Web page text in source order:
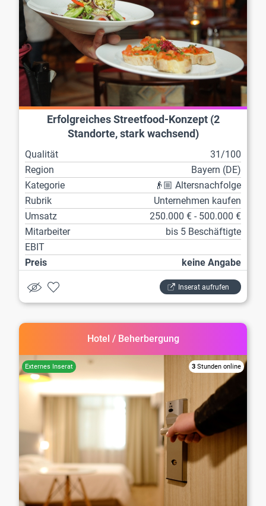
Erfolgreiches Streetfood-Konzept (2
Standorte, stark wachsend)
Qualität
31/100
Region
Bayern (DE)
Kategorie
👴🏼 Altersnachfolge
Rubrik
Unternehmen kaufen
Umsatz
250.000 € - 500.000 €
Mitarbeiter
bis 5 Beschäftigte
EBIT
Preis
keine Angabe
Inserat aufrufen
Hotel / Beherbergung
3 Stunden online